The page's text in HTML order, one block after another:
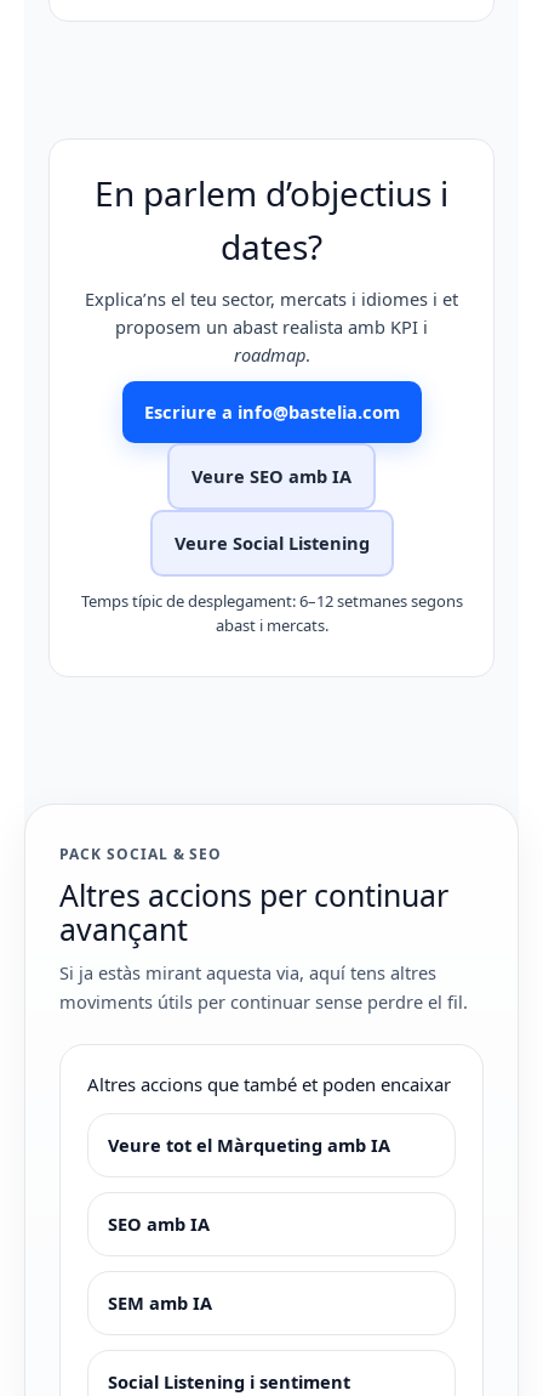
En parlem d’objectius i
dates?
Explica’ns el teu sector, mercats i idiomes i et
proposem un abast realista amb KPI i
roadmap.
Escriure a info@bastelia.com
Veure SEO amb IA
Veure Social Listening
Temps típic de desplegament: 6–12 setmanes segons
abast i mercats.
PACK SOCIAL & SEO
Altres accions per continuar
avançant
Si ja estàs mirant aquesta via, aquí tens altres
moviments útils per continuar sense perdre el fil.
Altres accions que també et poden encaixar
Veure tot el Màrqueting amb IA
SEO amb IA
SEM amb IA
Social Listening i sentiment